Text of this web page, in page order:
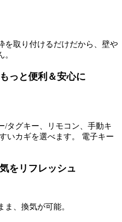
を取り付けるだけだから、壁や
っと便利＆安心に
/タグキー、リモコン、手動キ
いカギを選べます。 電子キー
をリフレッシュ
、換気が可能。